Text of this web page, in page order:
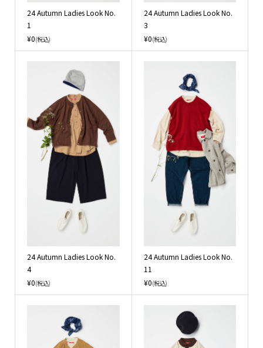
24 Autumn Ladies Look No.
1
¥0(税込)
24 Autumn Ladies Look No.
3
¥0(税込)
24 Autumn Ladies Look No.
4
¥0(税込)
24 Autumn Ladies Look No.
11
¥0(税込)